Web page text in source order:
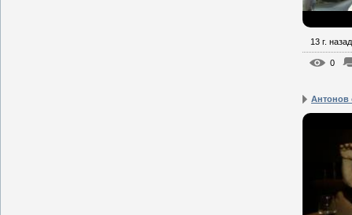
13 г. назад
0
Антонов